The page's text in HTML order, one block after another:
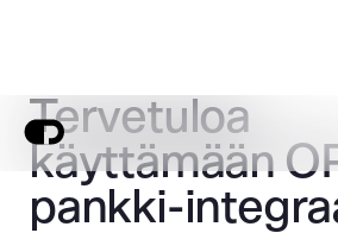
Tervetuloa
käyttämään
pankki-